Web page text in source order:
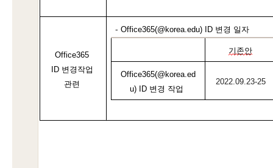
Office365
ID 변경작업
관련
- Office365(@korea.edu) ID 변경 일자
기존안
Office365(@korea.ed
u) ID 변경 작업
2022.09.23-25